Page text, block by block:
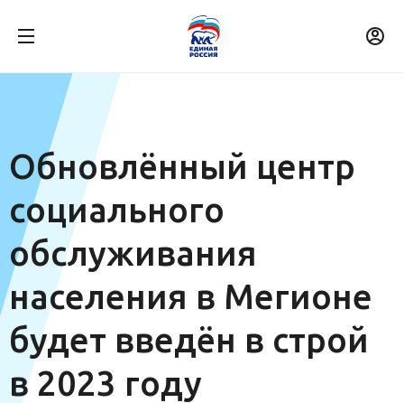
Обновлённый центр
социального
обслуживания
населения в Мегионе
будет введён в строй
в 2023 году